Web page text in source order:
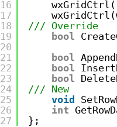
16
17
18
19
20
21
22
23
24
25
26
27
/// Override
bool
bool
bool
bool
/// New
void
int
};